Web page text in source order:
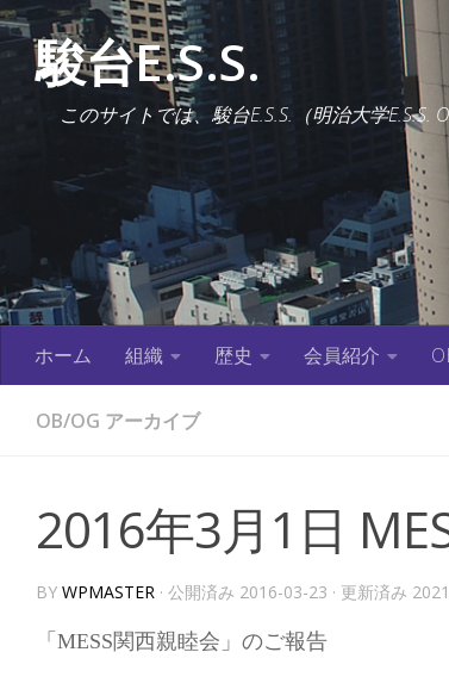
コンテンツへスキップ
駿台E.S.S.
このサイトでは、駿台E.S.S.（明治大学E.S.S.
ホーム 組織 歴史 会員紹介
OB/OG アーカイブ
2016年3月1日
BY WPMASTER · 公開済み 2016-03-23 · 更新済み
「MESS関西親睦会」のご報告